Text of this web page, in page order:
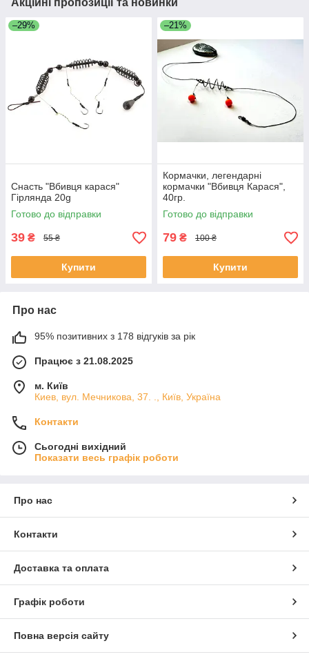
Акційні пропозиції та новинки
–29%
Снасть "Вбивця карася"
Гірлянда 20g
Готово до відправки
39 ₴ 55 ₴
Купити
–21%
Кормачки, легендарні
кормачки "Вбивця Карася",
40гр.
Готово до відправки
79 ₴ 100 ₴
Купити
Про нас
95% позитивних з 178 відгуків за рік
Працює з 21.08.2025
м. Київ
Киев, вул. Мечникова, 37. ., Київ, Україна
Контакти
Сьогодні вихідний
Показати весь графік роботи
Про нас
Контакти
Доставка та оплата
Графік роботи
Повна версія сайту